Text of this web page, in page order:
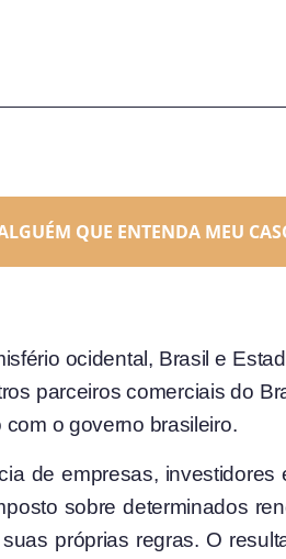
QUE ENTENDA MEU
ocidental, Brasil e
parceiros comerciais do
o governo brasileiro.
de empresas,
sobre determinados
próprias regras. O